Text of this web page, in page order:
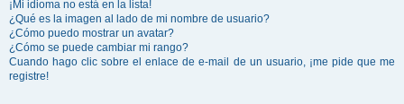
¡Mi idioma no está en la lista!
¿Qué es la imagen al lado de mi nombre de usuario?
¿Cómo puedo mostrar un avatar?
¿Cómo se puede cambiar mi rango?
Cuando hago clic sobre el enlace de e-mail de un usuario, ¡me pide que me
registre!